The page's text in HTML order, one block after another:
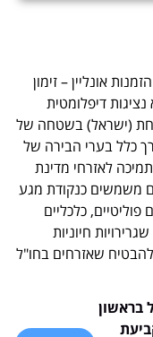
אונליין – זימון
דיפלומטית
(ישראל) בשטחה של
כלל בערי הבירה של
לאזרחי מדינת
משמשים כנקודת מגע
כלכליים
חיוניות
שאזרחים בחו"ל
בראשון